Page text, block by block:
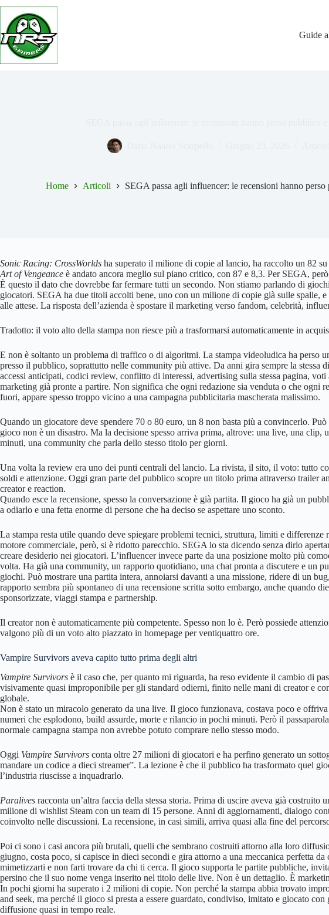
Salta
contenuto
Guide
Home Articoli SEGA passa agli influencer: le recensioni hanno
Sonic Racing: CrossWorlds ha superato il milione di copie al lancio, ha raccolto un 82
Art of Vengeance è andato ancora meglio sul piano critico, con 87 e 8,3. Per SEGA,
È questo il dato che dovrebbe far fermare tutti un secondo. Non stiamo parlando di
giocatori. SEGA ha due titoli accolti bene, uno con un milione di copie già sulle spalle,
alle attese. La risposta dell’azienda è spostare il marketing verso fandom, celebrità,
Tradotto: il voto alto della stampa non riesce più a trasformarsi automaticamente in
E non è soltanto un problema di traffico o di algoritmi. La stampa videoludica ha perso
presso il pubblico, soprattutto nelle community più attive. Da anni gira sempre la stessa
accessi anticipati, codici review, conflitto di interessi, advertising sulla stessa pagina, voti
marketing già pronte a partire. Non significa che ogni redazione sia venduta o che ogni
fuori, appare spesso troppo vicino a una campagna pubblicitaria mascherata malissimo.
Quando un giocatore deve spendere 70 o 80 euro, un 8 non basta più a convincerlo.
gioco non è un disastro. Ma la decisione spesso arriva prima, altrove: una live, una clip,
minuti, una community che parla dello stesso titolo per giorni.
Una volta la review era uno dei punti centrali del lancio. La rivista, il sito, il voto: tutto
soldi e attenzione. Oggi gran parte del pubblico scopre un titolo prima attraverso trailer
creator e reaction.
Quando esce la recensione, spesso la conversazione è già partita. Il gioco ha già un
a odiarlo e una fetta enorme di persone che ha deciso se aspettare uno sconto.
La stampa resta utile quando deve spiegare problemi tecnici, struttura, limiti e differenze
motore commerciale, però, si è ridotto parecchio. SEGA lo sta dicendo senza dirlo
creare desiderio nei giocatori. L’influencer invece parte da una posizione molto più
volta. Ha già una community, un rapporto quotidiano, una chat pronta a discutere e un
giochi. Può mostrare una partita intera, annoiarsi davanti a una missione, ridere di un
rapporto sembra più spontaneo di una recensione scritta sotto embargo, anche quando
sponsorizzate, viaggi stampa e partnership.
Il creator non è automaticamente più competente. Spesso non lo è. Però possiede
valgono più di un voto alto piazzato in homepage per ventiquattro ore.
Vampire Survivors aveva capito tutto prima degli altri
Vampire Survivors è il caso che, per quanto mi riguarda, ha reso evidente il cambio di
visivamente quasi improponibile per gli standard odierni, finito nelle mani di creator e
globale.
Non è stato un miracolo generato da una live. Il gioco funzionava, costava poco e
numeri che esplodono, build assurde, morte e rilancio in pochi minuti. Però il
normale campagna stampa non avrebbe potuto comprare nello stesso modo.
Oggi Vampire Survivors conta oltre 27 milioni di giocatori e ha perfino generato un
mandare un codice a dieci streamer”. La lezione è che il pubblico ha trasformato quel
l’industria riuscisse a inquadrarlo.
Paralives racconta un’altra faccia della stessa storia. Prima di uscire aveva già costruito
milione di wishlist Steam con un team di 15 persone. Anni di aggiornamenti, dialogo
coinvolto nelle discussioni. La recensione, in casi simili, arriva quasi alla fine del
Poi ci sono i casi ancora più brutali, quelli che sembrano costruiti attorno alla loro
giugno, costa poco, si capisce in dieci secondi e gira attorno a una meccanica perfetta
mimetizzarti e non farti trovare da chi ti cerca. Il gioco supporta le partite pubbliche,
persino che il suo nome venga inserito nel titolo delle live. Non è un dettaglio. È
In pochi giorni ha superato i 2 milioni di copie. Non perché la stampa abbia trovato
and seek, ma perché il gioco si presta a essere guardato, condiviso, imitato e giocato
diffusione quasi in tempo reale.